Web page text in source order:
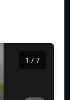
1 / 7